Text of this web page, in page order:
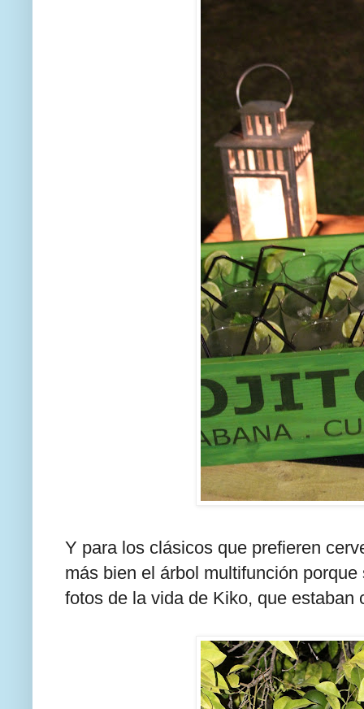
Y para los clásicos que prefieren
más bien el árbol multifunción
fotos de la vida de Kiko, que